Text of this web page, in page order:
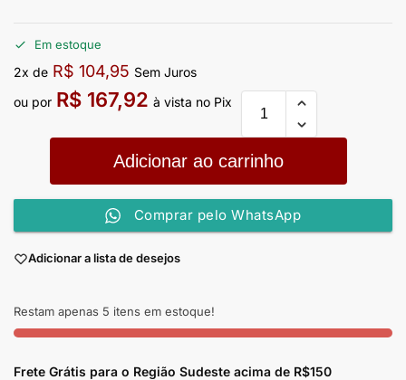
Em estoque
2x de R$ 104,95 Sem Juros
ou por R$ 167,92 à vista no Pix
Adicionar ao carrinho
Comprar pelo WhatsApp
Adicionar a lista de desejos
Restam apenas 5 itens em estoque!
Frete Grátis para o Região Sudeste acima de R$150